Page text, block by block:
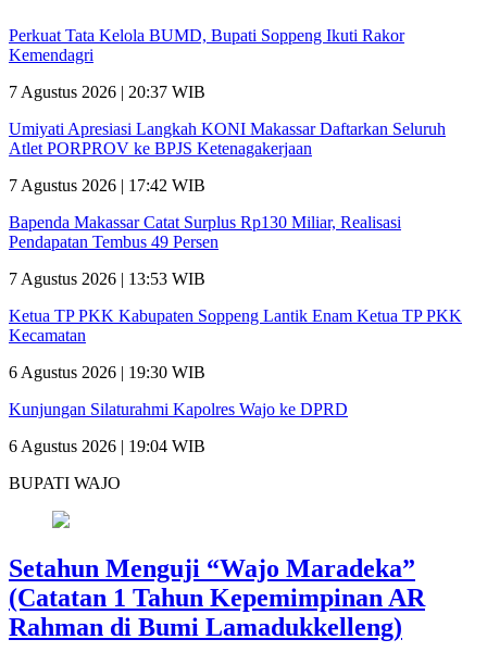
Perkuat Tata Kelola BUMD, Bupati Soppeng Ikuti Rakor
Kemendagri
7 Agustus 2026 | 20:37 WIB
Umiyati Apresiasi Langkah KONI Makassar Daftarkan Seluruh
Atlet PORPROV ke BPJS Ketenagakerjaan
7 Agustus 2026 | 17:42 WIB
Bapenda Makassar Catat Surplus Rp130 Miliar, Realisasi
Pendapatan Tembus 49 Persen
7 Agustus 2026 | 13:53 WIB
Ketua TP PKK Kabupaten Soppeng Lantik Enam Ketua TP PKK
Kecamatan
6 Agustus 2026 | 19:30 WIB
Kunjungan Silaturahmi Kapolres Wajo ke DPRD
6 Agustus 2026 | 19:04 WIB
BUPATI WAJO
Setahun Menguji “Wajo Maradeka”
(Catatan 1 Tahun Kepemimpinan AR
Rahman di Bumi Lamadukkelleng)